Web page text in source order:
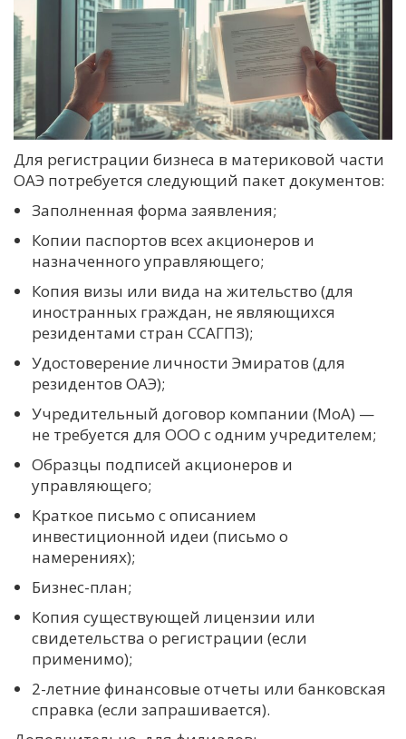
Для регистрации бизнеса в материковой части
ОАЭ потребуется следующий пакет документов:
Заполненная форма заявления;
Копии паспортов всех акционеров и
назначенного управляющего;
Копия визы или вида на жительство (для
иностранных граждан, не являющихся
резидентами стран ССАГПЗ);
Удостоверение личности Эмиратов (для
резидентов ОАЭ);
Учредительный договор компании (MoA) —
не требуется для ООО с одним учредителем;
Образцы подписей акционеров и
управляющего;
Краткое письмо с описанием
инвестиционной идеи (письмо о
намерениях);
Бизнес-план;
Копия существующей лицензии или
свидетельства о регистрации (если
применимо);
2-летние финансовые отчеты или банковская
справка (если запрашивается).